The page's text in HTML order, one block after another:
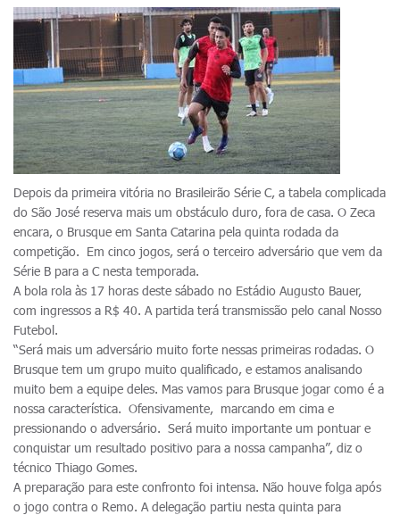
Depois da primeira vitória no Brasileirão Série C, a tabela complicada
do São José reserva mais um obstáculo duro, fora de casa. O Zeca
encara, o Brusque em Santa Catarina pela quinta rodada da
competição. Em cinco jogos, será o terceiro adversário que vem da
Série B para a C nesta temporada.
A bola rola às 17 horas deste sábado no Estádio Augusto Bauer,
com ingressos a R$ 40. A partida terá transmissão pelo canal Nosso
Futebol.
“Será mais um adversário muito forte nessas primeiras rodadas. O
Brusque tem um grupo muito qualificado, e estamos analisando
muito bem a equipe deles. Mas vamos para Brusque jogar como é a
nossa característica. Ofensivamente, marcando em cima e
pressionando o adversário. Será muito importante um pontuar e
conquistar um resultado positivo para a nossa campanha”, diz o
técnico Thiago Gomes.
A preparação para este confronto foi intensa. Não houve folga após
o jogo contra o Remo. A delegação partiu nesta quinta para